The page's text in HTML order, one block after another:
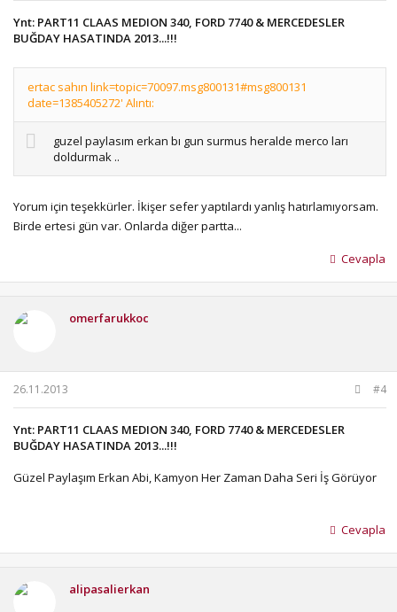
Ynt: PART11 CLAAS MEDION 340, FORD 7740 & MERCEDESLER
BUĞDAY HASATINDA 2013...!!!
ertac sahın link=topic=70097.msg800131#msg800131
date=1385405272' Alıntı:
guzel paylasım erkan bı gun surmus heralde merco ları
doldurmak ..
Yorum için teşekkürler. İkişer sefer yaptılardı yanlış hatırlamıyorsam.
Birde ertesi gün var. Onlarda diğer partta...
Cevapla
omerfarukkoc
26.11.2013 #4
Ynt: PART11 CLAAS MEDION 340, FORD 7740 & MERCEDESLER
BUĞDAY HASATINDA 2013...!!!
Güzel Paylaşım Erkan Abi, Kamyon Her Zaman Daha Seri İş Görüyor
Cevapla
alipasalierkan